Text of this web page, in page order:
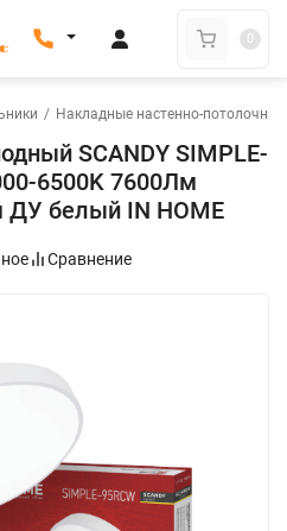
0
/ Накладные настенно-
SCANDY SIMPLE-
6500K 7600Лм
ДУ белый IN HOME
Сравнение